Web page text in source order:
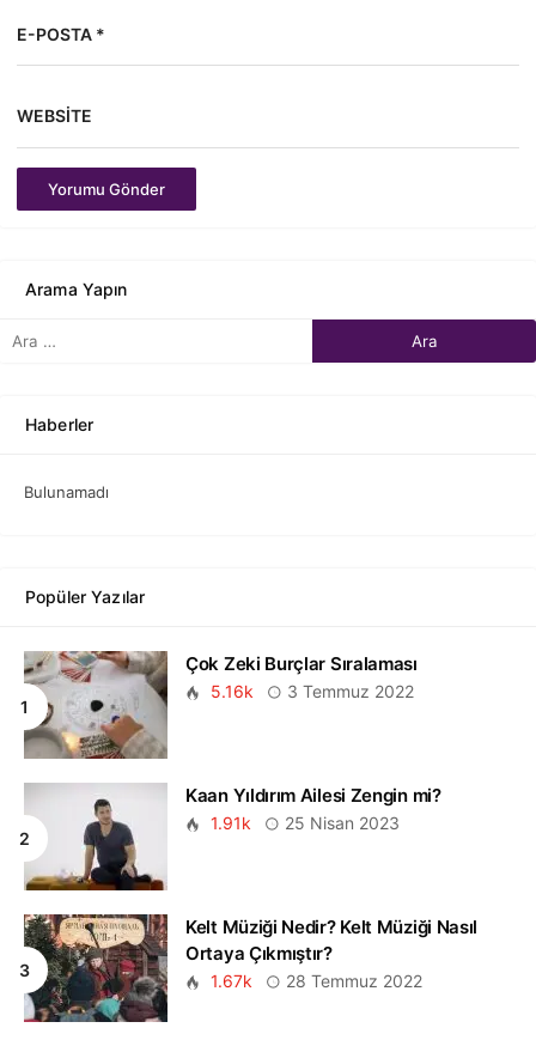
E-POSTA *
WEBSITE
Yorumu Gönder
Arama Yapın
Haberler
Bulunamadı
Popüler Yazılar
Çok Zeki Burçlar Sıralaması
5.16k 3 Temmuz 2022
Kaan Yıldırım Ailesi Zengin mi?
1.91k 25 Nisan 2023
Kelt Müziği Nedir? Kelt Müziği Nasıl
Ortaya Çıkmıştır?
1.67k 28 Temmuz 2022